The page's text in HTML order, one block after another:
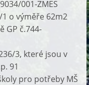
001-ZMES
o výměře 62m2
GP č.744-
3, které jsou v
91
pro potřeby MŠ